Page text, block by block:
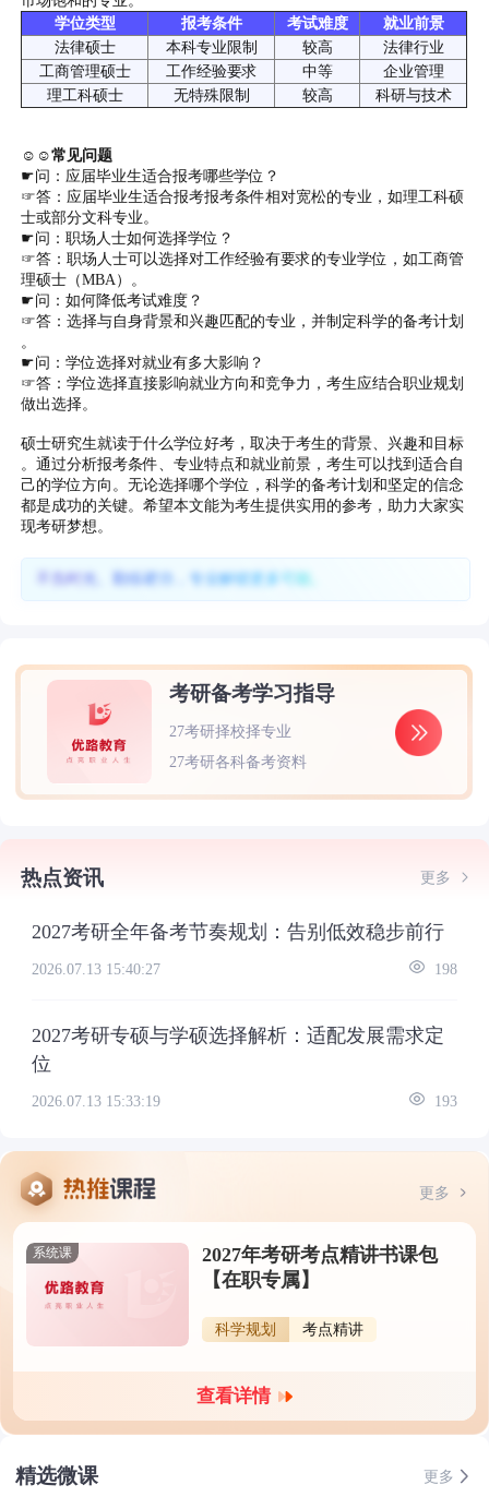
学位类型
报考条件 考试难度
就业前景
法律硕士
本科专业限制 较高
法律行业
工商管理硕士
工作经验要求 中等
企业管理
理工科硕士
无特殊限制 较高 科研与技术
☺☺常见问题
☛问：应届毕业生适合报考哪些学位？
☞答：应届毕业生适合报考报考条件相对宽松的专业，如理工科硕
士或部分文科专业。
☛问：职场人士如何选择学位？
☞答：职场人士可以选择对工作经验有要求的专业学位，如工商管
理硕士（MBA）。
☛问：如何降低考试难度？
☞答：选择与自身背景和兴趣匹配的专业，并制定科学的备考计划
。
☛问：学位选择对就业有多大影响？
☞答：学位选择直接影响就业方向和竞争力，考生应结合职业规划
做出选择。
硕士研究生就读于什么学位好考，取决于考生的背景、兴趣和目标
。通过分析报考条件、专业特点和就业前景，考生可以找到适合自
己的学位方向。无论选择哪个学位，科学的备考计划和坚定的信念
都是成功的关键。希望本文能为考生提供实用的参考，助力大家实
现考研梦想。
不负时光、勤练硬功，专业解锁更多可能。
考研备考学习指导
27考研择校择专业
27考研各科备考资料
热点资讯 更多
2027考研全年备考节奏规划：告别低效稳步前行
2026.07.13 15:40:27 198
2027考研专硕与学硕选择解析：适配发展需求定
位
2026.07.13 15:33:19 193
更多
系统课
2027年考研考点精讲书课包
【在职专属】
科学规划 考点精讲
查看详情
精选微课 更多